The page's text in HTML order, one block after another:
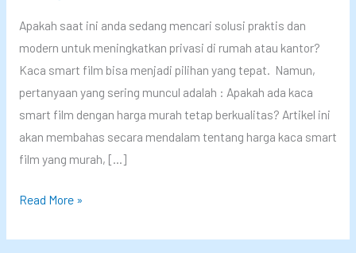
Apakah saat ini anda sedang mencari solusi praktis dan
modern untuk meningkatkan privasi di rumah atau kantor?
Kaca smart film bisa menjadi pilihan yang tepat. Namun,
pertanyaan yang sering muncul adalah : Apakah ada kaca
smart film dengan harga murah tetap berkualitas? Artikel ini
akan membahas secara mendalam tentang harga kaca smart
film yang murah, […]
H
r
Read More »